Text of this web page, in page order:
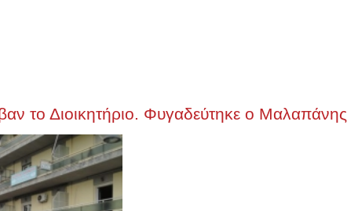
το Διοικητήριο. Φυγαδεύτηκε ο Μαλαπάνης